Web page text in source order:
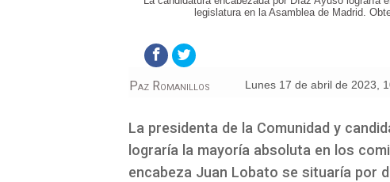
legislatura en la Asamblea de Madrid.
lunes 17 de abril de 2023,
Paz Romanillos
La presidenta de la Comunidad y
lograría la mayoría absoluta en los
encabeza Juan Lobato se situaría por